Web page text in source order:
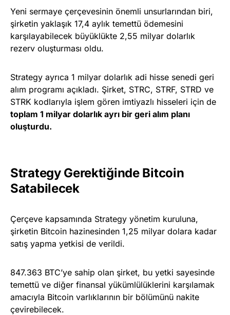
Yeni sermaye çerçevesinin önemli unsurlarından biri,
şirketin yaklaşık 17,4 aylık temettü ödemesini
karşılayabilecek büyüklükte 2,55 milyar dolarlık
rezerv oluşturması oldu.
Strategy ayrıca 1 milyar dolarlık adi hisse senedi geri
alım programı açıkladı. Şirket, STRC, STRF, STRD ve
STRK kodlarıyla işlem gören imtiyazlı hisseleri için de
toplam 1 milyar dolarlık ayrı bir geri alım planı
oluşturdu.
Strategy Gerektiğinde Bitcoin
Satabilecek
Çerçeve kapsamında Strategy yönetim kuruluna,
şirketin Bitcoin hazinesinden 1,25 milyar dolara kadar
satış yapma yetkisi de verildi.
847.363 BTC’ye sahip olan şirket, bu yetki sayesinde
temettü ve diğer finansal yükümlülüklerini karşılamak
amacıyla Bitcoin varlıklarının bir bölümünü nakite
çevirebilecek.